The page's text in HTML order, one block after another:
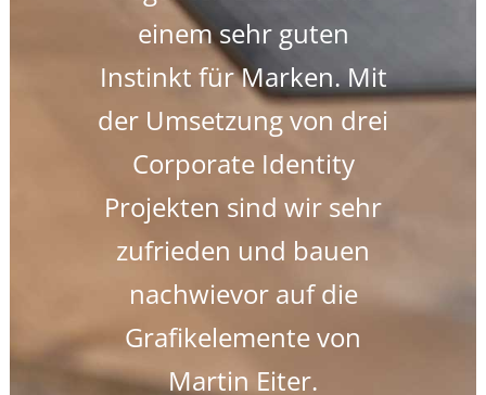
einem sehr guten
Instinkt für Marken. Mit
der Umsetzung von drei
Corporate Identity
Projekten sind wir sehr
zufrieden und bauen
nachwievor auf die
Grafikelemente von
Martin Eiter.